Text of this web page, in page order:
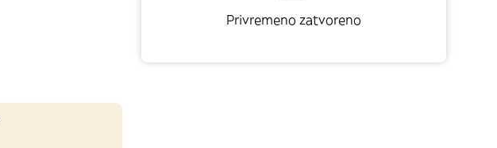
Privremeno zatvoreno